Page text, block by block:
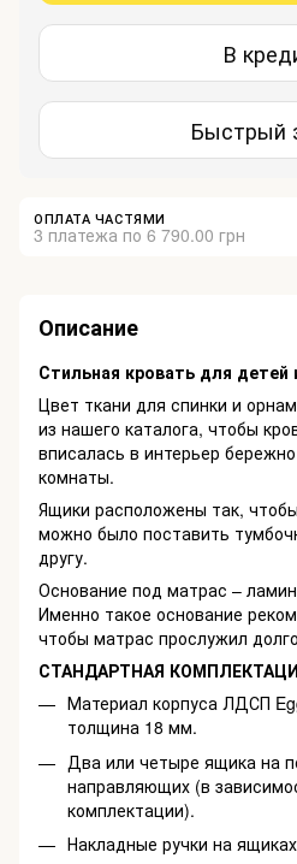
В
Быстрый
ОПЛАТА ЧАСТЯМИ
3 платежа по 6 790.00 грн
Описание
Стильная кровать для детей
Цвет ткани для спинки и
из нашего каталога, чтобы
вписалась в интерьер
комнаты.
Ящики расположены так,
можно было поставить
другу.
Основание под матрас –
Именно такое основание
чтобы матрас прослужил
СТАНДАРТНАЯ
Материал корпуса ЛДСП
толщина 18 мм.
Два или четыре ящика на
направляющих (в
комплектации).
Накладные ручки на